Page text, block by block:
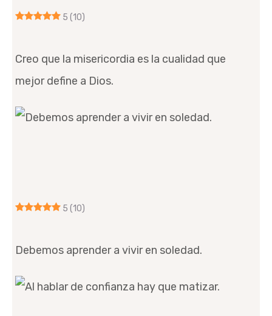
5 (10)
Creo que la misericordia es la cualidad que
mejor define a Dios.
5 (10)
Debemos aprender a vivir en soledad.